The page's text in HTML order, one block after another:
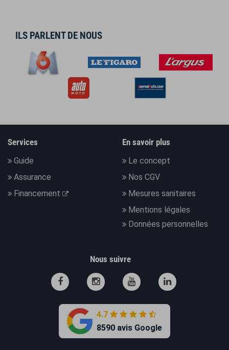
ILS PARLENT DE NOUS
Services
Guide
Assurance
Financement
En savoir plus
Le concept
Nos CGV
Mesures sanitaires
Mentions légales
Données personnelles
Nous suivre
4.7
8590 avis Google